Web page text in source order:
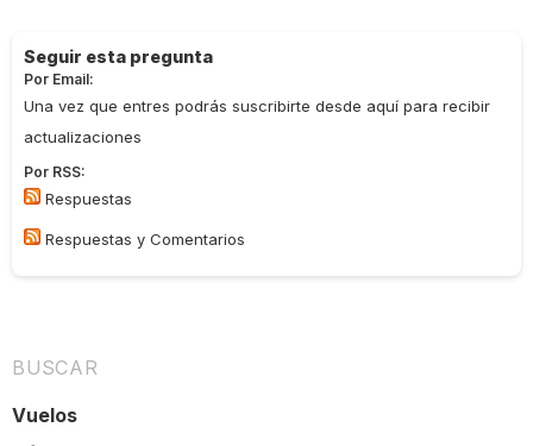
Seguir esta pregunta
Por Email:
Una vez que entres podrás suscribirte desde aquí para recibir
actualizaciones
Por RSS:
Respuestas
Respuestas y Comentarios
BUSCAR
Vuelos